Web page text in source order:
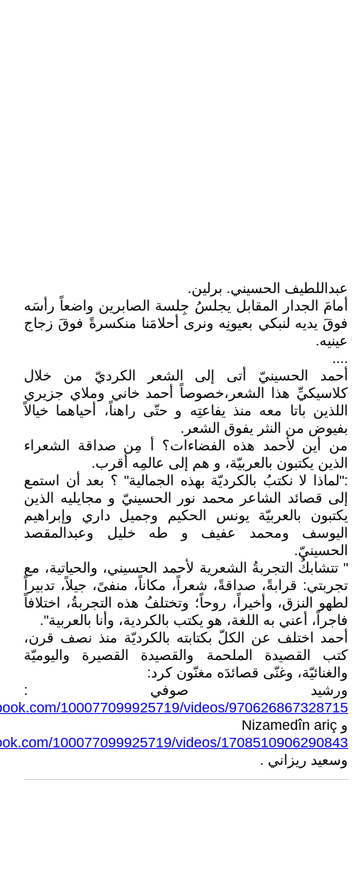
عبداللطيف الحسيني. برلين.
أمامَ الجدار المقابل يجلسُ جِلسة الصابرين واضعاً رأسَه
فوقَ يديه لنبكي بعيونِه ونرى أحلامَنا منكسرةً فوقَ زجاج
عينيه.
....
أحمد الحسينيّ أتى إلى الشعر الكرديّ من خلال
كلاسيكيِّ هذا الشعر،خصوصاً أحمد خاني وملاي جزيري
اللذين باتا معه منذ يفاعتِه و حتّى راهناً، أحياهما خيالاً
بفيوض من النثر يفوق الشعر.
من أين لأحمد هذه الفضاءات؟ أ مِن صداقة الشعراء
الذين يكتبون بالعربيّة، و هم إلى عالمِه أقرب.
:"لماذا لا نكتبُ بالكرديّة بهذه الجمالية" ؟ بعد أن استمع
إلى قصائد الشاعر محمد نور الحسينيّ و مجايليه الذين
يكتبون بالعربيّة يونس الحكيم وجميل داري وإبراهيم
اليوسف ومحمد عفيف و طه خليل وعبدالمقصد
الحسينيّ.
" تتشابكُ التجربةُ الشعرية لأحمد الحسيني، والحياتية، مع
تجربتي: قرابةً، صداقةً، شعراً، مكاناً، منفىً، جيلاً، تدبيراً
لطهو النزق، وأخيراً، روحاً؛ وتختلفُ هذه التجربةُ، اختلافاً
فاجراً، أعني به اللغة، هو يكتب بالكردية، وأنا بالعربية".
أحمد اختلف عن الكلّ بكتابته بالكرديّة منذ نصف قرن،
كتب القصيدة الملحمة والقصيدة القصيرة واليوميّة
والغنائيّة، وغنّى قصائدَه مغنّون كرد:
ورشيد صوفي :
100077099925719/videos/970626867328715
و Nizamedîn ariç
100077099925719/videos/1708510906290843
وسعيد ريزاني .